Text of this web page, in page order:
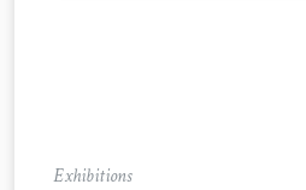
Exhibitions